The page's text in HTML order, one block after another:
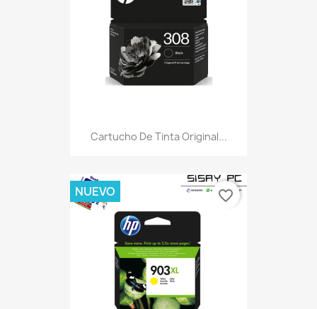
Cartucho De Tinta Original...
NUEVO favorite_border